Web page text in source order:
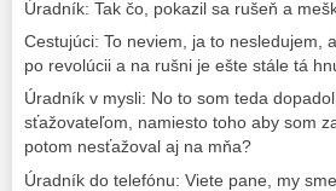
Úradník: Tak čo, pokazil sa rušeň a
Cestujúci: To neviem, ja to nesledujem,
po revolúcii a na rušni je ešte stále tá
Úradník v mysli: No to som teda
sťažovateľom, namiesto toho aby som
potom nesťažoval aj na mňa?
Úradník do telefónu: Viete pane, my